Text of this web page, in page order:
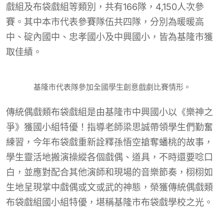
戲組及布袋戲組等類別，共有166隊，4,150人次參
賽。其中本市代表參賽隊伍共四隊，分別為暖暖高
中、碇內國中、忠孝國小及中興國小，皆為基隆市獲
取佳績。
基隆市代表隊參加全國學生創意戲劇比賽情形。
傳統偶戲類布袋戲組是由基隆市中興國小以《樂神之
爭》獲國小組特優！指導老師梁思誠帶領學生們勤奮
練習，今年布袋戲重新詮釋孫悟空搶奪蟠桃的故事，
學生靈活地搬演操縱各個戲偶、道具，不時還要唸口
白，並應對配合其他演師和現場的音樂節奏，栩栩如
生地呈現掌中戲偶或文或武的神態，榮獲傳統偶戲類
布袋戲組國小組特優，堪稱基隆市布袋戲學校之光。